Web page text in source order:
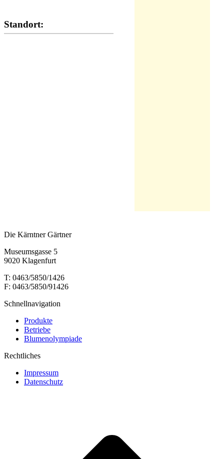
Standort:
Die Kärntner Gärtner
Museumsgasse 5
9020 Klagenfurt
T: 0463/5850/1426
F: 0463/5850/91426
Schnellnavigation
Produkte
Betriebe
Blumenolympiade
Rechtliches
Impressum
Datenschutz